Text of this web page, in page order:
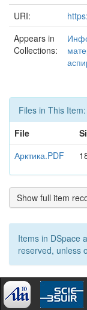
URI:
Appears in
Collections:
Files in This Item:
File
Арктика.PDF
Show full item
Items in DSpace
reserved, unless